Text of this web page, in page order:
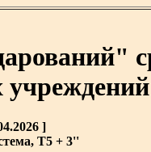
учреждений
]
T5 + 3''